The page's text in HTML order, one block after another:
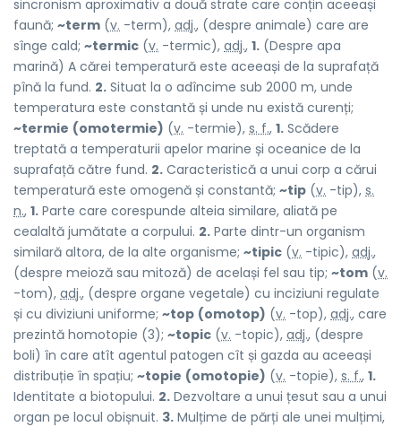
sincronism aproximativ a două strate care conțin aceeași
faună; ~term (v. -term), adj., (despre animale) care are
sînge cald; ~termic (v. -termic), adj., 1. (Despre apa
marină) A cărei temperatură este aceeași de la suprafață
pînă la fund. 2. Situat la o adîncime sub 2000 m, unde
temperatura este constantă și unde nu există curenți;
~termie (omotermie) (v. -termie), s. f., 1. Scădere
treptată a temperaturii apelor marine și oceanice de la
suprafață către fund. 2. Caracteristică a unui corp a cărui
temperatură este omogenă și constantă; ~tip (v. -tip), s.
n., 1. Parte care corespunde alteia similare, aliată pe
cealaltă jumătate a corpului. 2. Parte dintr-un organism
similară altora, de la alte organisme; ~tipic (v. -tipic), adj.,
(despre meioză sau mitoză) de același fel sau tip; ~tom (v.
-tom), adj., (despre organe vegetale) cu inciziuni regulate
și cu diviziuni uniforme; ~top (omotop) (v. -top), adj., care
prezintă homotopie (3); ~topic (v. -topic), adj., (despre
boli) în care atît agentul patogen cît și gazda au aceeași
distribuție în spațiu; ~topie (omotopie) (v. -topie), s. f., 1.
Identitate a biotopului. 2. Dezvoltare a unui țesut sau a unui
organ pe locul obișnuit. 3. Mulțime de părți ale unei mulțimi,